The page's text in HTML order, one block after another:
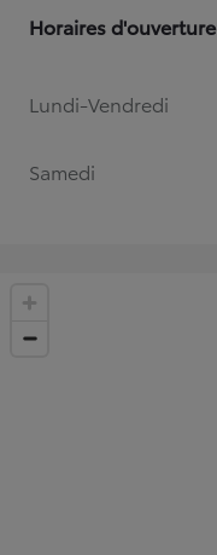
Horaires d'ouverture
Lundi-Vendredi
Samedi